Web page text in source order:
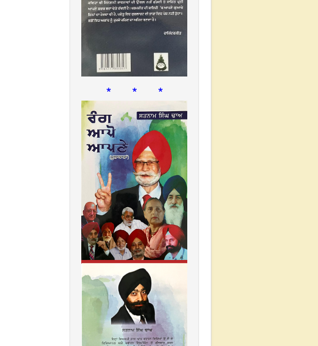
* * *